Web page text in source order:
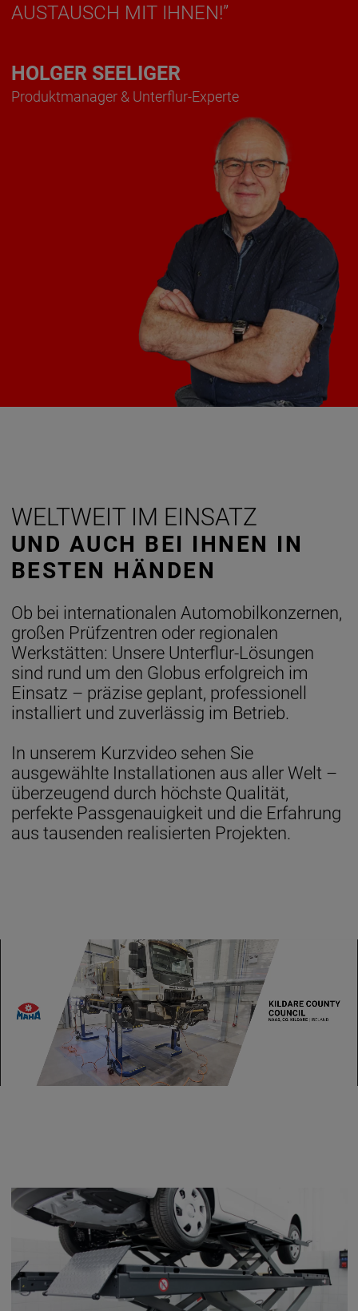
AUSTAUSCH MIT IHNEN!”
HOLGER SEELIGER
Produktmanager & Unterflur-Experte
WELTWEIT IM EINSATZ
UND AUCH BEI IHNEN IN
BESTEN HÄNDEN
Ob bei internationalen Automobilkonzernen,
großen Prüfzentren oder regionalen
Werkstätten: Unsere Unterflur-Lösungen
sind rund um den Globus erfolgreich im
Einsatz – präzise geplant, professionell
installiert und zuverlässig im Betrieb.
In unserem Kurzvideo sehen Sie
ausgewählte Installationen aus aller Welt –
überzeugend durch höchste Qualität,
perfekte Passgenauigkeit und die Erfahrung
aus tausenden realisierten Projekten.